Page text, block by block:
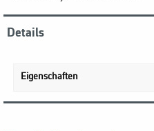
Details
Eigenschaften